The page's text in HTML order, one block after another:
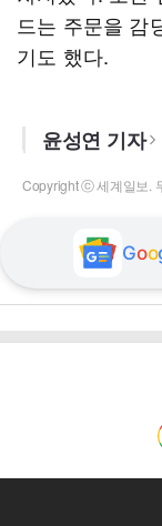
드는 주문을 감
기도 했다.
윤성연 기자
Copyright ⓒ 세계일보.
Goo